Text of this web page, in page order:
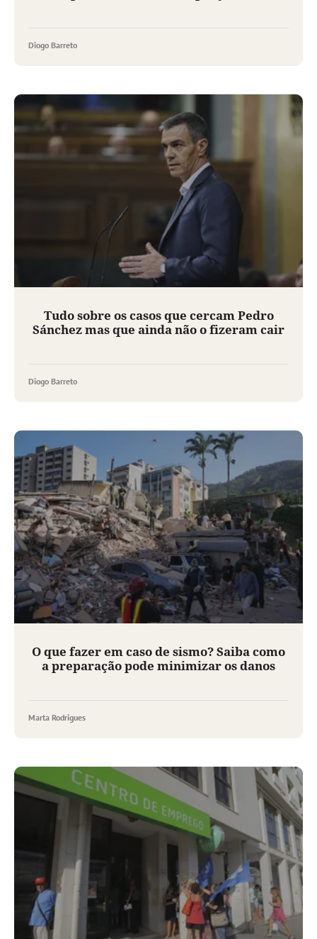
Diogo Barreto
Tudo sobre os casos que cercam Pedro
Sánchez mas que ainda não o fizeram cair
Diogo Barreto
O que fazer em caso de sismo? Saiba como
a preparação pode minimizar os danos
Marta Rodrigues